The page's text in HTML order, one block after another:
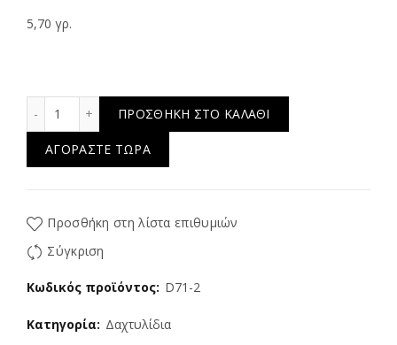
5,70 γρ.
ΠΡΟΣΘΉΚΗ ΣΤΟ ΚΑΛΆΘΙ
ΑΓΟΡΆΣΤΕ ΤΏΡΑ
Προσθήκη στη λίστα επιθυμιών
Σύγκριση
Κωδικός προϊόντος: D71-2
Κατηγορία: Δαχτυλίδια